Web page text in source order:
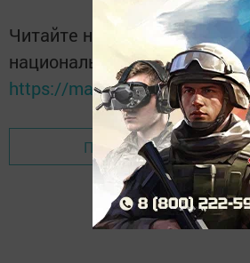
Читайте новости
национальном
https://max.ru/tatmedia
Перейти на страницу